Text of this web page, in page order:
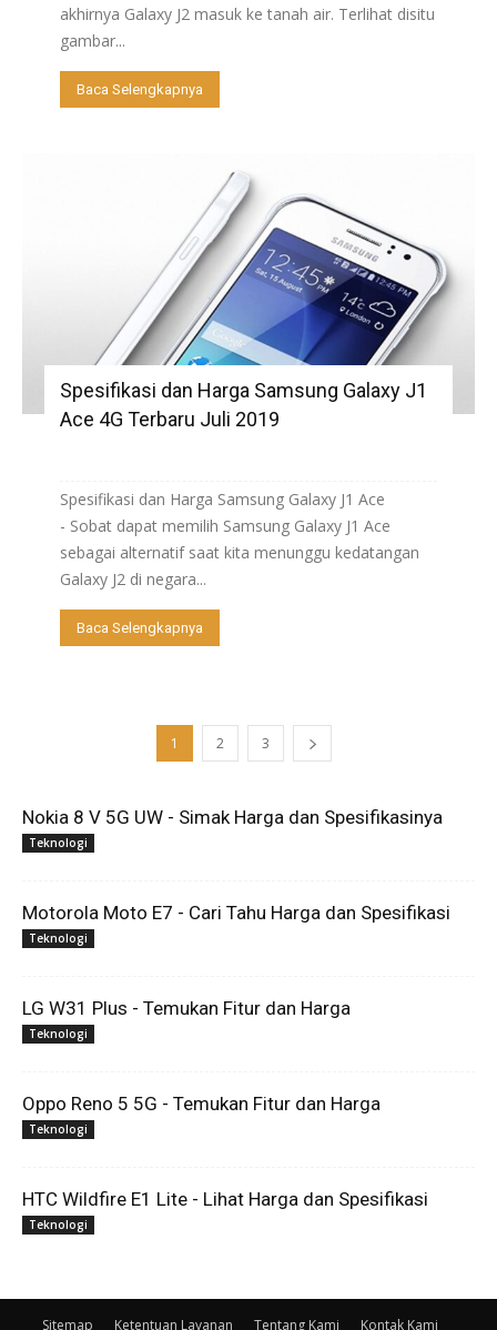
akhirnya Galaxy J2 masuk ke tanah air. Terlihat disitu
gambar...
Baca Selengkapnya
Spesifikasi dan Harga Samsung Galaxy J1
Ace 4G Terbaru Juli 2019
Spesifikasi dan Harga Samsung Galaxy J1 Ace
- Sobat dapat memilih Samsung Galaxy J1 Ace
sebagai alternatif saat kita menunggu kedatangan
Galaxy J2 di negara...
Baca Selengkapnya
1 2 3
Nokia 8 V 5G UW - Simak Harga dan Spesifikasinya
Teknologi
Motorola Moto E7 - Cari Tahu Harga dan Spesifikasi
Teknologi
LG W31 Plus - Temukan Fitur dan Harga
Teknologi
Oppo Reno 5 5G - Temukan Fitur dan Harga
Teknologi
HTC Wildfire E1 Lite - Lihat Harga dan Spesifikasi
Teknologi
Sitemap Ketentuan Layanan Tentang Kami Kontak Kami